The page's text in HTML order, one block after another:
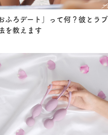
ふろデート」って何？彼とラブ
を教えます